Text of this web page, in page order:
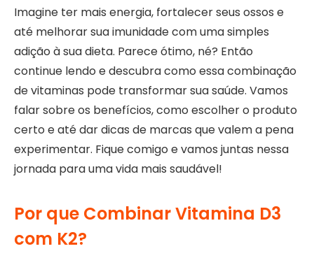
Imagine ter mais energia, fortalecer seus ossos e
até melhorar sua imunidade com uma simples
adição à sua dieta. Parece ótimo, né? Então
continue lendo e descubra como essa combinação
de vitaminas pode transformar sua saúde. Vamos
falar sobre os benefícios, como escolher o produto
certo e até dar dicas de marcas que valem a pena
experimentar. Fique comigo e vamos juntas nessa
jornada para uma vida mais saudável!
Por que Combinar Vitamina D3
com K2?